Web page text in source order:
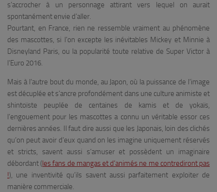
s’accrocher à un personnage attirant vers lequel on aurait
spontanément envie d’aller.
Pourtant, en France, rien ne ressemble vraiment au phénomène
des mascottes, si l’on excepte les inévitables Mickey et Minnie à
Disneyland Paris, ou la popularité toute relative de Super Victor à
l’Euro 2016.
Mais à l’autre bout du monde, au Japon, où la puissance de l’image
est décuplée et s’ancre profondément dans une culture animiste et
shintoïste peuplée de centaines de kamis et de yokaïs,
l’engouement pour les mascottes a connu un véritable essor ces
dernières années. Il faut dire aussi que les Japonais, loin des clichés
qu’on peut avoir d’eux quand on les imagine uniquement réservés
et stricts, savent aussi s’amuser et possèdent un imaginaire
débordant (les fans de mangas et d’animés ne me contrediront pas
!), une inventivité qu’ils savent aussi parfaitement exploiter de
manière commerciale.